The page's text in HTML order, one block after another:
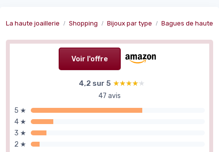
La haute joaillerie Shopping Bijoux par type Bagues de haute
Voir l'offre
4,2 sur 5 ★★★★★
★★★★★
47 avis
5 ★
4 ★
3 ★
2 ★